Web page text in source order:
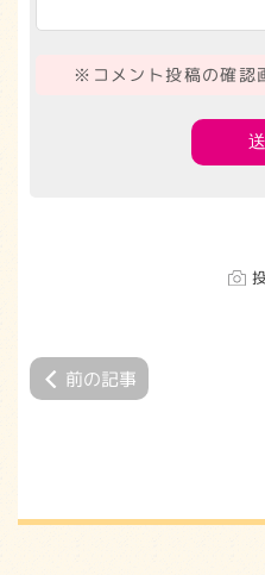
※コメント投稿の確認
前の記事